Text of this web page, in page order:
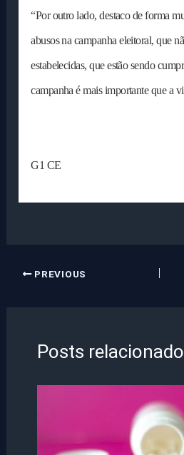
“Por outro lado, destaco de forma
abusos na campanha eleitoral, que
estabelecidas, que estão sendo
campanha é mais importante que a
G1 CE
PREVIOUS
Posts